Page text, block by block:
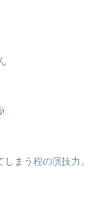
まう程の演技力。